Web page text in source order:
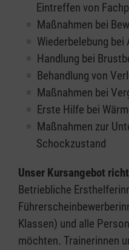
Eintreffen von
Maßnahmen bei
Wiederbelebung
Handlung bei
Behandlung von
Maßnahmen bei
Erste Hilfe bei
Maßnahmen zur
Schockzustand
Unser Kursangebot
Betriebliche
Klassen) und alle
möchten. Trainerinnen